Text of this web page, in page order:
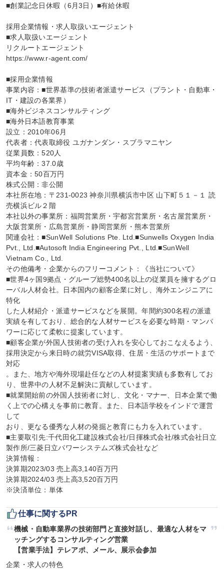
■創業記念日休暇（6月3日）■有給休暇
採用企業情報・求人取扱いエージェント
■求人取扱いエージェント
リクルートエージェント
https://www.r-agent.com/
■採用企業情報
事業内容：■世界基準の技術者派遣サービス（プラント・自動車・
IT・建設の各業界）
■海外ビジネスコンサルティング
■海外日本語教育事業
設立：2010年06月
代表者：代表取締役 ユガナンダン・スブラマニヤン
従業員数：520人
平均年齢：37.0歳
資本金：50百万円
株式公開：非公開
本社所在地：〒231-0023 神奈川県横浜市中区 山下町５１－１ 読
売横浜ビル２階
本社以外の事業所：福岡営業所・宇都宮営業所・名古屋営業所・
大阪営業所・広島営業所・静岡営業所・熊本営業所
関連会社：■SunWell Solutions Pte. Ltd.■Sunwells Oxygen India
Pvt., Ltd.■Autosoft India Engineering Pvt., Ltd.■SunWell
Vietnam Co., Ltd.
その他備考・企業からのフリーコメント：《当社について》
■世界4ヶ国9拠点・グループ総勢400名以上の従業員を擁するグロ
ーバル人材会社。日本国内の顧客企業に対し、海外エンジニアに
特化
した人材紹介・派遣サービスなどを展開。年間約300名程の派遣
実績を有しており、総合的な人材サービスを必要な時期・マンパ
ワーに応じて柔軟に提案しています。
■顧客企業が外国人技術者の受け入れを安心しておこなえるよう、
採用決定から来日時の就労VISA取得、住居・生活のサポートまで
対応
。また、地方や海外現場赴任などの人材提案実績も多数有してお
り、世界中の人材不足解決に貢献しています。
■就業開始前の外国人技術者に対し、文化・マナー、日本企業で働
く上での心構えを事前に教育。また、日本語学校をインドで運営
して
おり、更なる優秀な人材の発掘と教育にも力を入れています。
■主要取引先:千代田化工建設株式会社/日揮株式会社/株式会社日立
製作所/三菱日立パワーシステムズ株式会社など
決算情報：
決算期2023/03 売上高3,140百万円
決算期2024/03 売上高3,520百万円
※決済単位：単体
仕事に関するPR
機械・自動車業界の技術部門と直接対話し、最適な人材をマ
ッチングするコンサルティング営業
【営業手法】テレアポ、メール、展示会参加
企業・求人の特色